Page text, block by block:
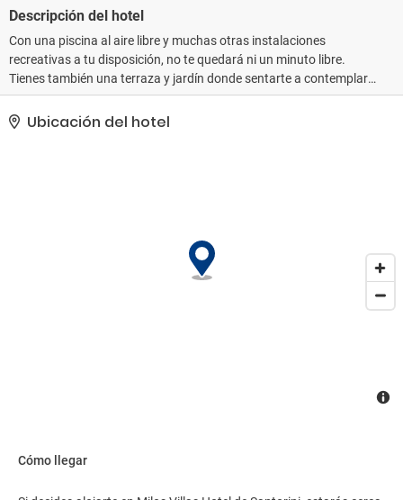
Descripción del hotel
Con una piscina al aire libre y muchas otras instalaciones
recreativas a tu disposición, no te quedará ni un minuto libre.
Tienes también una terraza y jardín donde sentarte a contemplar
el paisaje.. Tendrás un centro de negocios, tintorería y un servicio
de recepción las 24 horas a tu disposición. Pagando un pequeño
Ubicación del hotel
Cómo llegar